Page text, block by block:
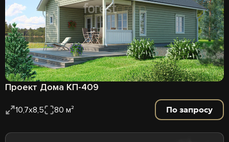
Проект Дома КП-409
10,7х8,5 80 м² По запросу